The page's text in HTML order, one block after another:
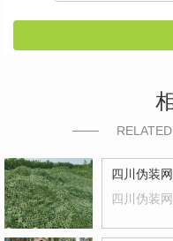
四川伪装
四川伪装